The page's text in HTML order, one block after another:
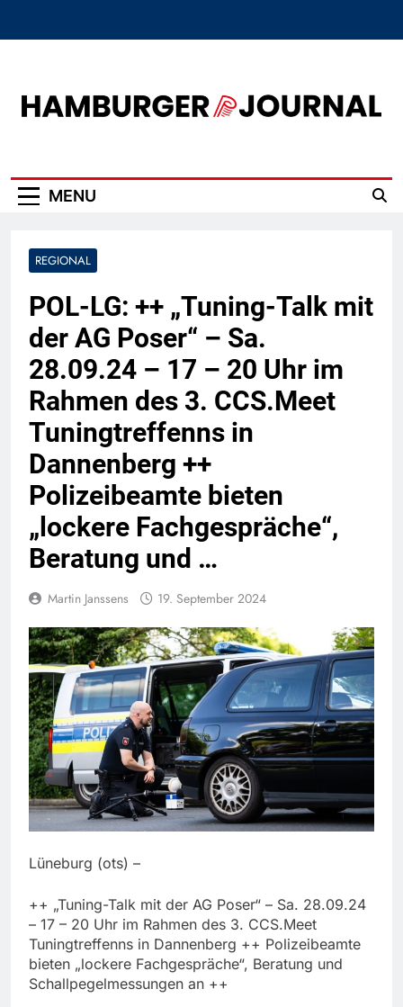
MENU
REGIONAL
POL-LG: ++ „Tuning-Talk mit
der AG Poser“ – Sa.
28.09.24 – 17 – 20 Uhr im
Rahmen des 3. CCS.Meet
Tuningtreffenns in
Dannenberg ++
Polizeibeamte bieten
„lockere Fachgespräche“,
Beratung und …
Martin Janssens 19. September 2024
Lüneburg (ots) –
++ „Tuning-Talk mit der AG Poser“ – Sa. 28.09.24
– 17 – 20 Uhr im Rahmen des 3. CCS.Meet
Tuningtreffenns in Dannenberg ++ Polizeibeamte
bieten „lockere Fachgespräche“, Beratung und
Schallpegelmessungen an ++